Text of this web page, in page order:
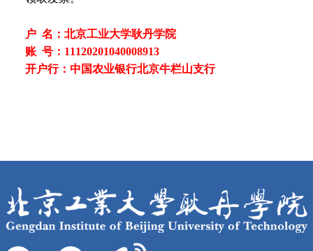
户 名：北京工业大学耿丹学院
账 号：11120201040008913
开户行：中国农业银行北京牛栏山支行